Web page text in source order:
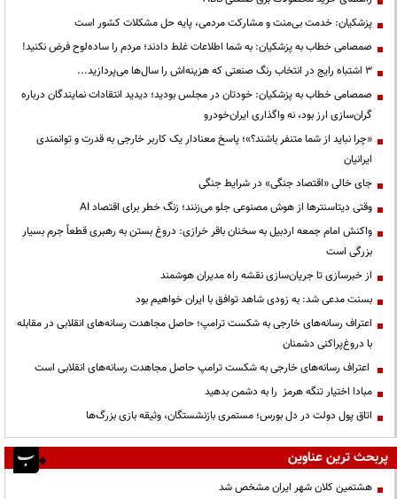
پزشکیان: خدمت بی‌منت و مشارکت مردمی، پایه حل مشکلات کشور است
صمصامی خطاب به پزشکیان: به شما اطلاعات غلط دادند؛ مردم را ساده‌لوح فرض نکنید!
3 اشتباه رایج در انتخاب رنگ صنعتی که هزینه‌اش را سال‌ها می‌پردازید...
صمصامی خطاب به پزشکیان: خودتان در مجلس بودید؛ دیدید انتقادات نمایندگان درباره
گران‌سازی ارز بود، نه واگذاری ایران‌خودرو
«چرا نباید از شما متنفر باشند؟»؛ پاسخ معنادار یک کاربر خارجی به قدرت و توانمندی
ایرانیان
جای خالی «اقتصاد جنگی» در شرایط جنگی
وقتی دیتاسنترها از هوش مصنوعی جلو می‌زنند؛ زنگ خطر برای اقتصاد AI
واکنش امام جمعه اردبیل به سخنان باقر خرازی: دروغ بستن به رهبری قطعاً جرم بسیار
بزرگی است
از خبرسازی تا جریان‌سازی نقشه راه مدیران هوشمند
بسنت مدعی شد: به زودی شاهد توافق با ایران خواهیم بود
اعتراف رسانه‌های خارجی به شکست ترامپ؛ حاصل مجاهدت رسانه‌های انقلابی در مقابله
با دروغ‌پراکنی دشمنان
اعتراف رسانه‌های خارجی به شکست ترامپ حاصل مجاهدت رسانه‌های انقلابی است
مبادا اختیار تنگه هرمز را به دشمن بدهید
اتاق پول دولت در دل بورس؛ مستمری بازنشستگان، وثیقه بازی بزرگ‌ها
پربحث ترین عناوین
هشتمین کلان شهر ایران مشخص شد